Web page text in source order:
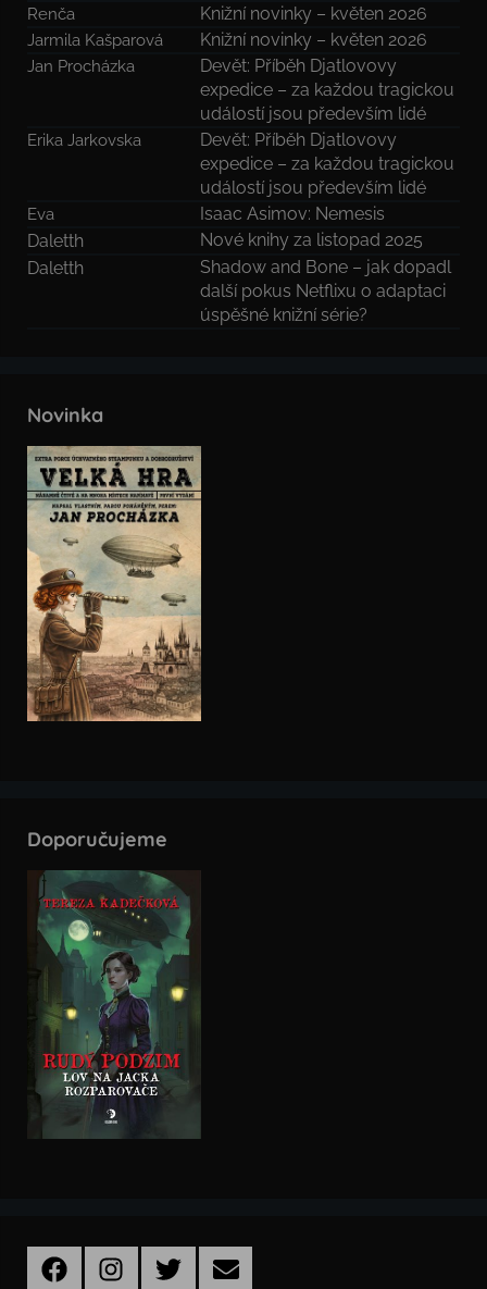
Renča Knižní novinky – květen 2026
Jarmila Kašparová Knižní novinky – květen 2026
Jan Procházka
Devět: Příběh Djatlovovy
expedice – za každou tragickou
událostí jsou především lidé
Erika Jarkovska
Devět: Příběh Djatlovovy
expedice – za každou tragickou
událostí jsou především lidé
Eva
Isaac Asimov: Nemesis
Daletth
Nové knihy za listopad 2025
Daletth
Shadow and Bone – jak dopadl
další pokus Netflixu o adaptaci
úspěšné knižní série?
Novinka
Doporučujeme
FacebookInstagramTwitter Email